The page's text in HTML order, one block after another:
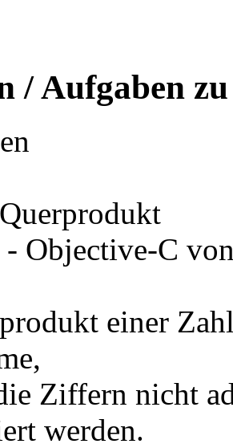
/ Aufgaben
Objective-C
einer
Ziffern nicht
werden.